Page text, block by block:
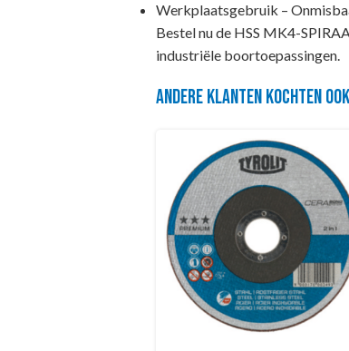
Werkplaatsgebruik –
Bestel nu de HSS MK4-
industriële boortoepassingen.
Andere klanten kochten